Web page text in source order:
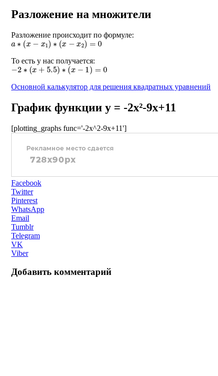
Разложение на множители
Разложение происходит по формуле:
a ∗(x−x1)∗ (x−x2)=0
То есть у нас получается:
−2∗(x+5.5)∗(x−1)=0
Основной калькулятор для решения квадратных уравнений
График функции y = -2x²-9x+11
[plotting_graphs func='-2x^2-9x+11']
Facebook
Twitter
Pinterest
WhatsApp
Email
Tumblr
Telegram
VK
Viber
Добавить комментарий